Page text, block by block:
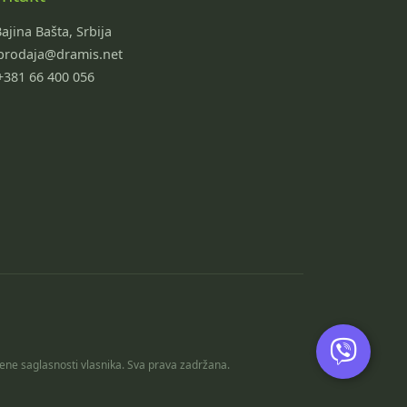
Bašta, Srbija
66 400 056
saglasnosti vlasnika. Sva prava zadržana.